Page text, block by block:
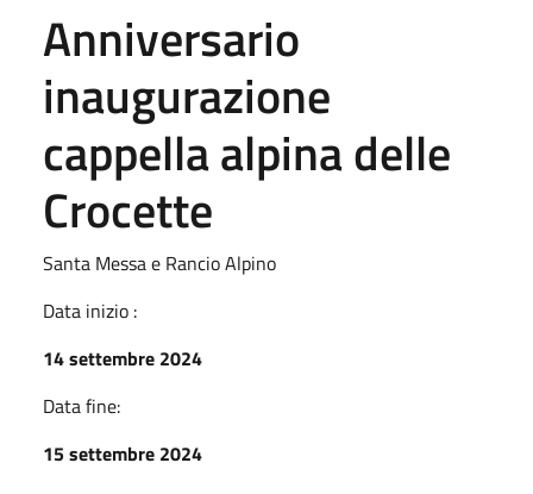
Anniversario
inaugurazione
cappella alpina delle
Crocette
Santa Messa e Rancio Alpino
Data inizio :
14 settembre 2024
Data fine:
15 settembre 2024